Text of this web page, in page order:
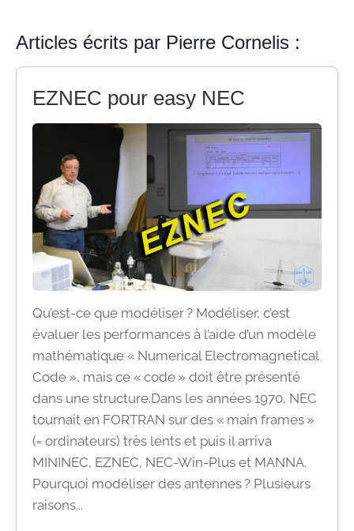
Articles écrits par Pierre Cornelis :
EZNEC pour easy NEC
Qu’est-ce que modéliser ? Modéliser, c’est
évaluer les performances à l’aide d’un modèle
mathématique « Numerical Electromagnetical
Code », mais ce « code » doit être présenté
dans une structure.Dans les années 1970, NEC
tournait en FORTRAN sur des « main frames »
(= ordinateurs) très lents et puis il arriva
MININEC, EZNEC, NEC-Win-Plus et MANNA.
Pourquoi modéliser des antennes ? Plusieurs
raisons...